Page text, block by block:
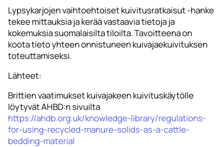
Lypsykarjojen vaihtoehtoiset kuivitusratkaisut -hanke
tekee mittauksia ja kerää vastaavia tietoja ja
kokemuksia suomalaisilta tiloilta. Tavoitteena on
koota tieto yhteen onnistuneen kuivajaekuivituksen
toteuttamiseksi.
Lähteet:
Brittien vaatimukset kuivajakeen kuivituskäytölle
löytyvät AHBD:n sivuilta
https://ahdb.org.uk/knowledge-library/regulations-
for-using-recycled-manure-solids-as-a-cattle-
bedding-material